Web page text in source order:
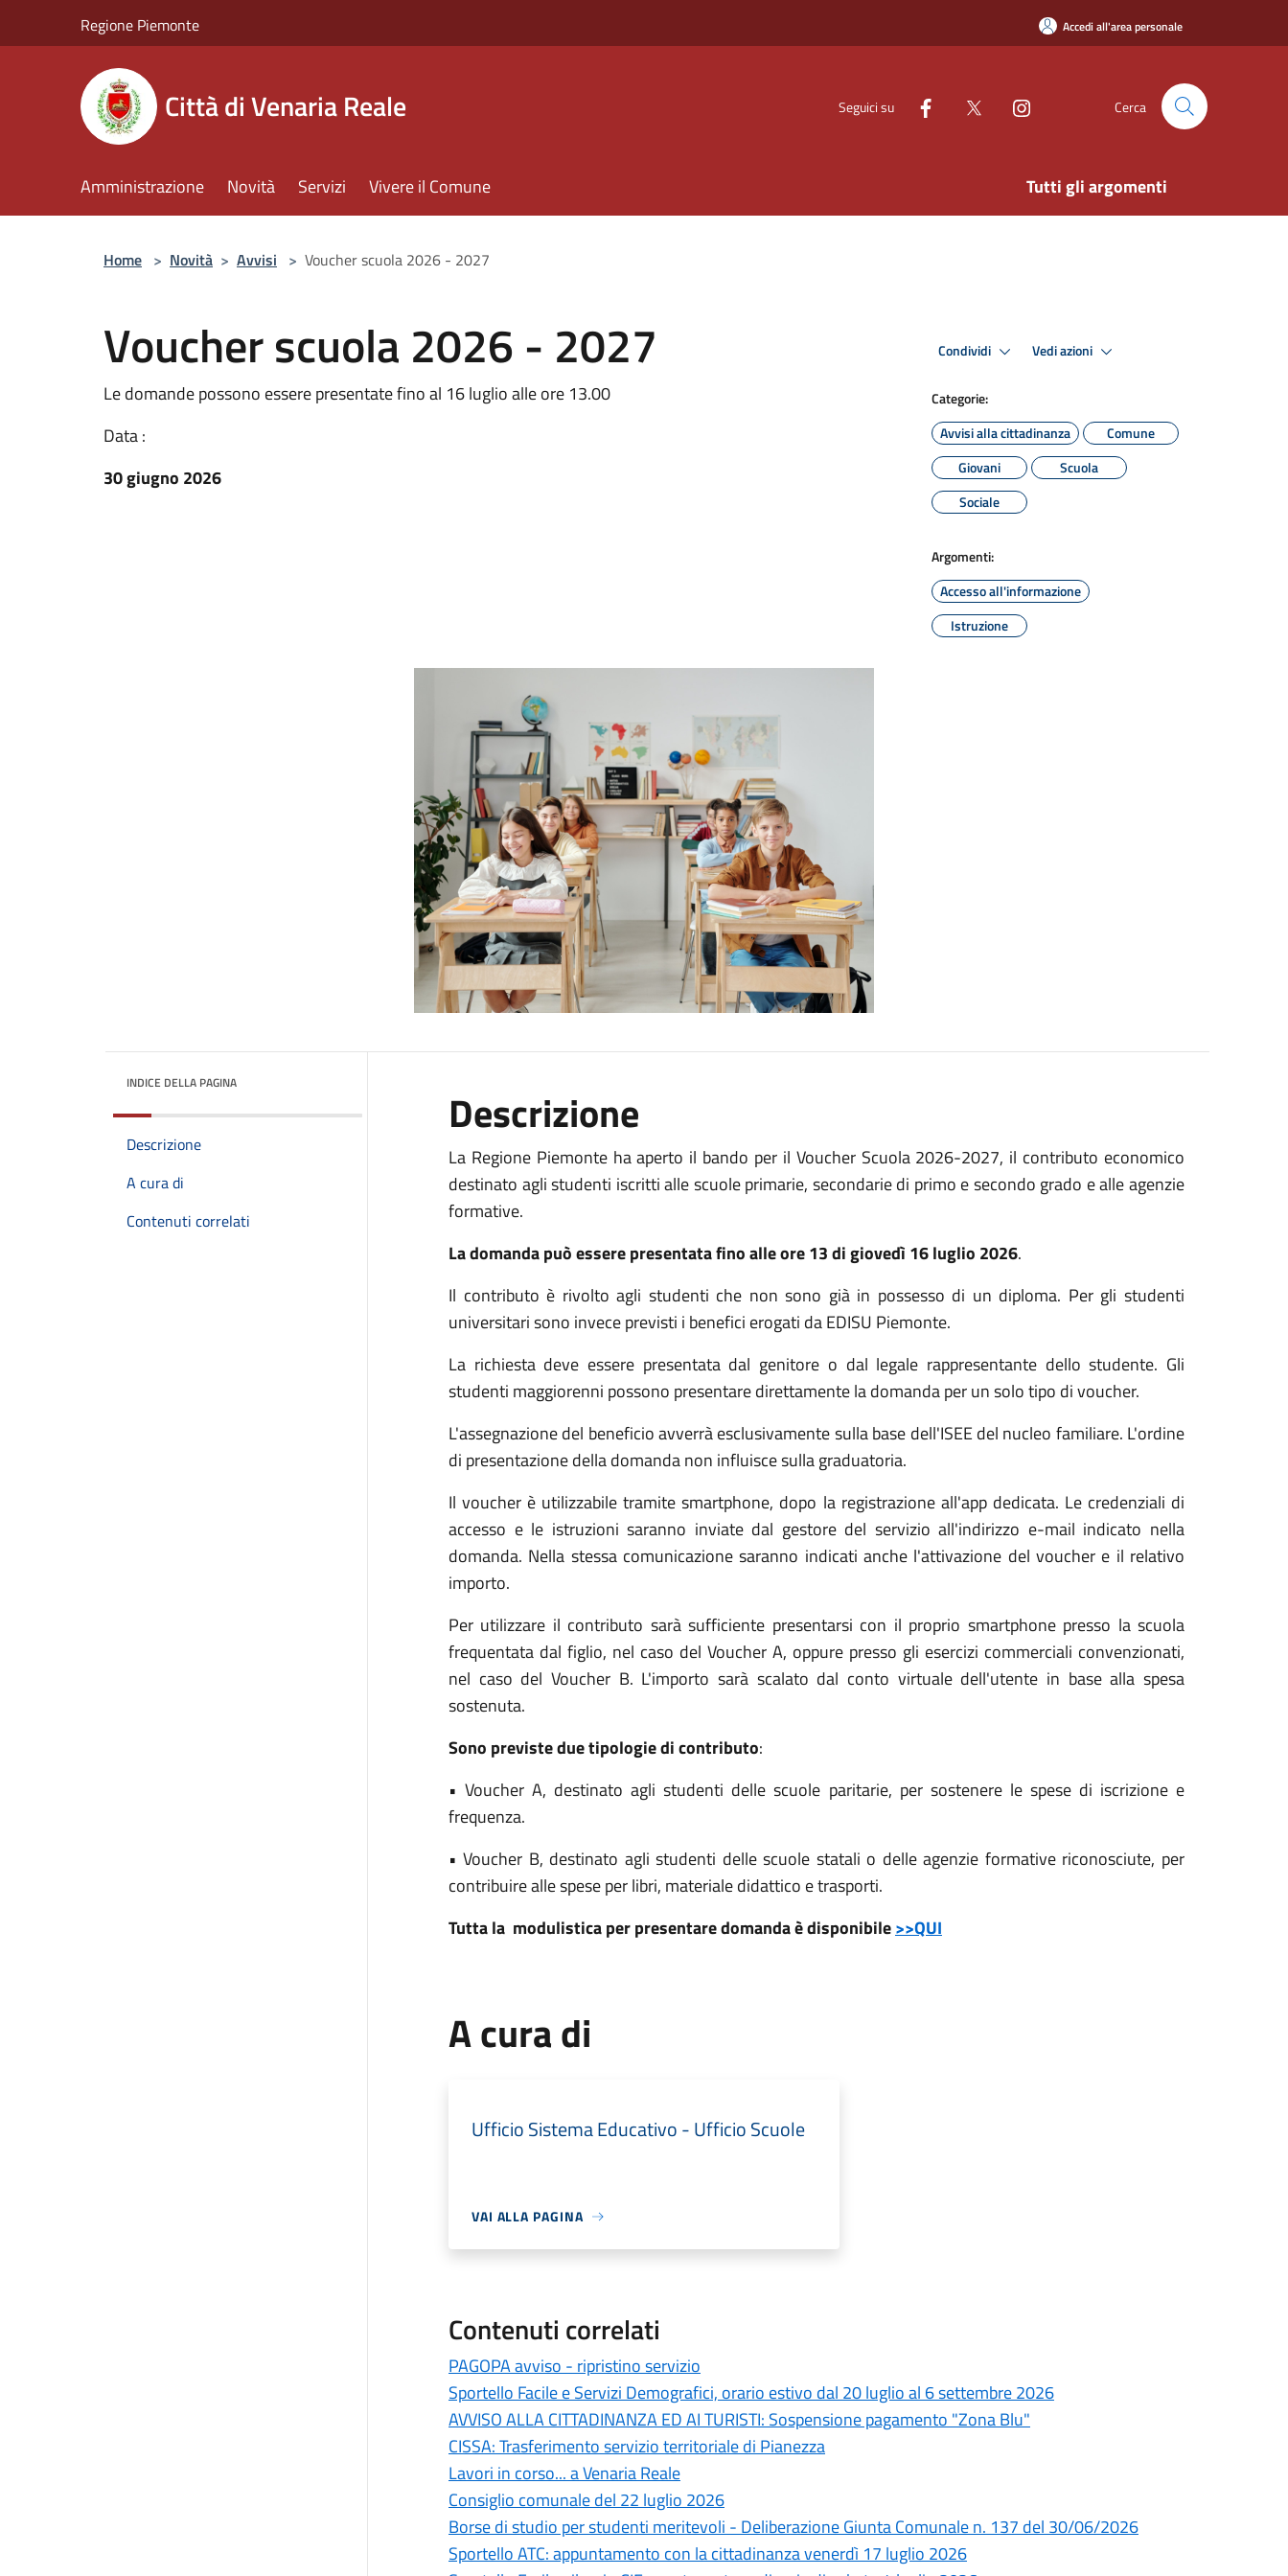
Regione Piemonte Accedi all'area personale
Città di Venaria Reale Seguici su Cerca
Amministrazione Novità Servizi Vivere il Comune Tutti gli argomenti
Home > Novità > Avvisi > Voucher scuola 2026 - 2027
Voucher scuola 2026 - 2027
Le domande possono essere presentate fino al 16 luglio alle ore 13.00
Data :
30 giugno 2026
Condividi Vedi azioni
Categorie:
Avvisi alla cittadinanza
Comune
Giovani
Scuola
Sociale
Argomenti:
Accesso all'informazione
Istruzione
INDICE DELLA PAGINA
Descrizione
A cura di
Contenuti correlati
Descrizione
La Regione Piemonte ha aperto il bando per il Voucher Scuola 2026-2027, il contributo economico
destinato agli studenti iscritti alle scuole primarie, secondarie di primo e secondo grado e alle agenzie
formative.
La domanda può essere presentata fino alle ore 13 di giovedì 16 luglio 2026.
Il contributo è rivolto agli studenti che non sono già in possesso di un diploma. Per gli studenti
universitari sono invece previsti i benefici erogati da EDISU Piemonte.
La richiesta deve essere presentata dal genitore o dal legale rappresentante dello studente. Gli
studenti maggiorenni possono presentare direttamente la domanda per un solo tipo di voucher.
L'assegnazione del beneficio avverrà esclusivamente sulla base dell'ISEE del nucleo familiare. L'ordine
di presentazione della domanda non influisce sulla graduatoria.
Il voucher è utilizzabile tramite smartphone, dopo la registrazione all'app dedicata. Le credenziali di
accesso e le istruzioni saranno inviate dal gestore del servizio all'indirizzo e-mail indicato nella
domanda. Nella stessa comunicazione saranno indicati anche l'attivazione del voucher e il relativo
importo.
Per utilizzare il contributo sarà sufficiente presentarsi con il proprio smartphone presso la scuola
frequentata dal figlio, nel caso del Voucher A, oppure presso gli esercizi commerciali convenzionati,
nel caso del Voucher B. L'importo sarà scalato dal conto virtuale dell'utente in base alla spesa
sostenuta.
Sono previste due tipologie di contributo:
• Voucher A, destinato agli studenti delle scuole paritarie, per sostenere le spese di iscrizione e
frequenza.
• Voucher B, destinato agli studenti delle scuole statali o delle agenzie formative riconosciute, per
contribuire alle spese per libri, materiale didattico e trasporti.
Tutta la modulistica per presentare domanda è disponibile>>QUI
A cura di
Ufficio Sistema Educativo - Ufficio Scuole
VAI ALLA PAGINA
Contenuti correlati
PAGOPA avviso - ripristino servizio
Sportello Facile e Servizi Demografici, orario estivo dal 20 luglio al 6 settembre 2026
AVVISO ALLA CITTADINANZA ED AI TURISTI: Sospensione pagamento "Zona Blu"
CISSA: Trasferimento servizio territoriale di Pianezza
Lavori in corso... a Venaria Reale
Consiglio comunale del 22 luglio 2026
Borse di studio per studenti meritevoli - Deliberazione Giunta Comunale n. 137 del 30/06/2026
Sportello ATC: appuntamento con la cittadinanza venerdì 17 luglio 2026